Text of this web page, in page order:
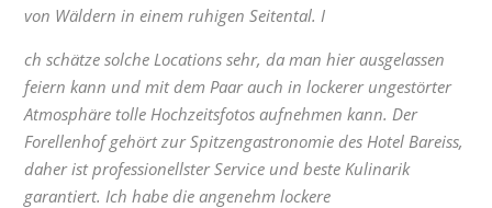
von Wäldern in einem ruhigen Seitental. I
ch schätze solche Locations sehr, da man hier ausgelassen
feiern kann und mit dem Paar auch in lockerer ungestörter
Atmosphäre tolle Hochzeitsfotos aufnehmen kann. Der
Forellenhof gehört zur Spitzengastronomie des Hotel Bareiss,
daher ist professionellster Service und beste Kulinarik
garantiert. Ich habe die angenehm lockere